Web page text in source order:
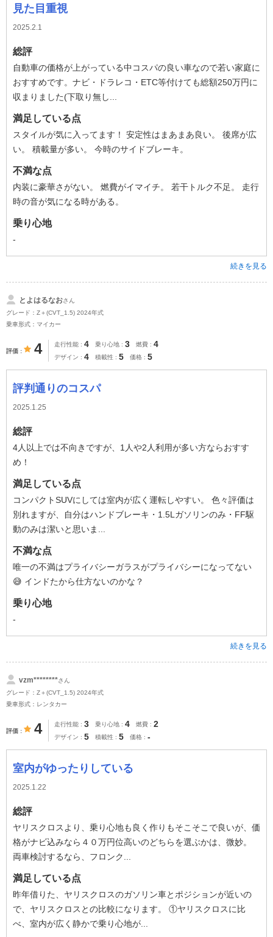
見た目重視
2025.2.1
総評
自動車の価格が上がっている中コスパの良い車なので若い家庭に
おすすめです。ナビ・ドラレコ・ETC等付けても総額250万円に
収まりました(下取り無し...
満足している点
スタイルが気に入ってます！ 安定性はまあまあ良い。 後席が広
い。 積載量が多い。 今時のサイドブレーキ。
不満な点
内装に豪華さがない。 燃費がイマイチ。 若干トルク不足。 走行
時の音が気になる時がある。
乗り心地
-
続きを見る
とよはるなおさん
グレード：Z＋(CVT_1.5) 2024年式
乗車形式：マイカー
評価 4 走行性能 4 乗り心地 3 燃費 4
デザイン 4 積載性 5 価格 5
評判通りのコスパ
2025.1.25
総評
4人以上では不向きですが、1人や2人利用が多い方ならおすす
め！
満足している点
コンパクトSUVにしては室内が広く運転しやすい。 色々評価は
別れますが、自分はハンドブレーキ・1.5Lガソリンのみ・FF駆
動のみは潔いと思いま...
不満な点
唯一の不満はプライバシーガラスがプライバシーになってない
😅 インドたから仕方ないのかな？
乗り心地
-
続きを見る
vzm********さん
グレード：Z＋(CVT_1.5) 2024年式
乗車形式：レンタカー
評価 4 走行性能 3 乗り心地 4 燃費 2
デザイン 5 積載性 5 価格 -
室内がゆったりしている
2025.1.22
総評
ヤリスクロスより、乗り心地も良く作りもそこそこで良いが、価
格がナビ込みなら４０万円位高いのどちらを選ぶかは、微妙。
両車検討するなら、フロンク...
満足している点
昨年借りた、ヤリスクロスのガソリン車とポジションが近いの
で、ヤリスクロスとの比較になります。 ①ヤリスクロスに比
べ、室内が広く静かで乗り心地が...